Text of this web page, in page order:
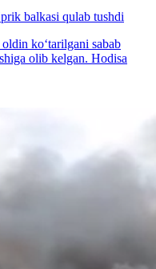
balkasi qulab tushdi
ko‘tarilgani sabab
olib kelgan. Hodisa